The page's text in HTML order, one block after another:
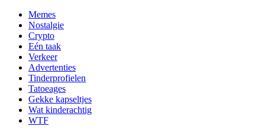
Memes
Nostalgie
Crypto
Eén taak
Verkeer
Advertenties
Tinderprofielen
Tatoeages
Gekke kapseltjes
Wat kinderachtig
WTF